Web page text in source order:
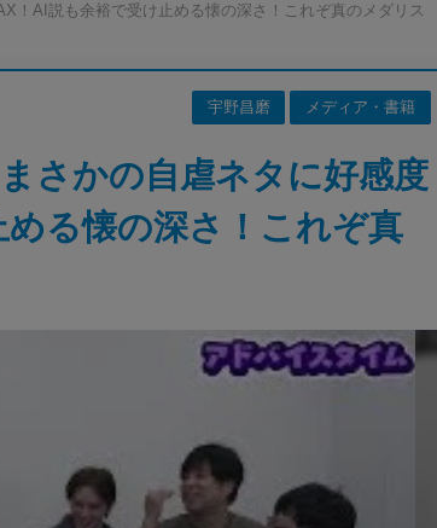
！AI説も余裕で受け止める懐の深さ！これぞ真のメダリス
宇野昌磨 メディア・書籍
さかの自虐ネタに好感度
る懐の深さ！これぞ真